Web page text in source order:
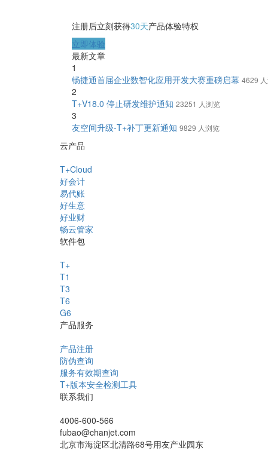
注册后立刻获得30天产品体验特权
立即体验
最新文章
1
畅捷通首届企业数智化应用开发大赛重磅启幕 4629
2
T+V18.0 停止研发维护通知 23251 人浏览
3
友空间升级-T+补丁更新通知 9829 人浏览
云产品
T+Cloud
好会计
易代账
好生意
好业财
畅云管家
软件包
T+
T1
T3
T6
G6
产品服务
产品注册
防伪查询
服务有效期查询
T+版本安全检测工具
联系我们
4006-600-566
fubao@chanjet.com
北京市海淀区北清路68号用友产业园东